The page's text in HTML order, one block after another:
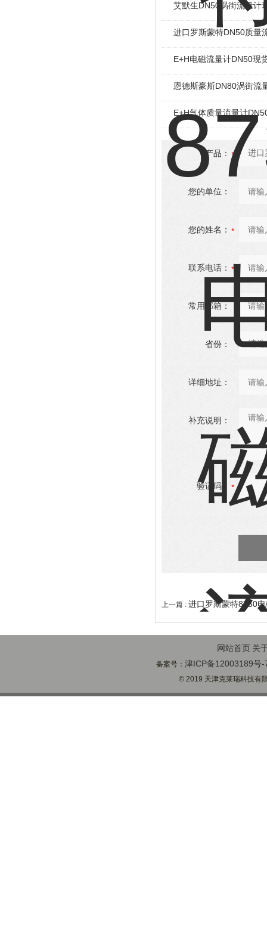
艾默生DN50涡街流量计
进口罗斯蒙特DN50质量
E+H电磁流量计DN50现
恩德斯豪斯DN80涡街流
E+H气体质量流量计
产品：
您的单位：
您的姓名：
联系电话：
常用邮箱：
省份：
详细地址：
补充说明：
验证码：
上一篇 : 进口罗斯蒙特8750
网站首页 关
备案号：津ICP备12003189号-
© 2019 天津克莱瑞科技有